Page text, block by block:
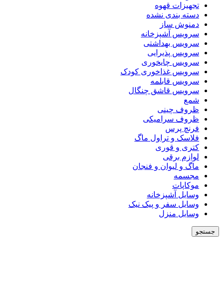
تجهیزات قهوه
دسته بندی نشده
دمنوش ساز
سرویس آشپزخانه
سرویس بهداشتی
سرویس پذیرایی
سرویس چایخوری
سرویس غذاخوری کودک
سرویس قابلمه
سرویس قاشق چنگال
شمع
ظروف چینی
ظروف سرامیکی
فرنچ پرس
فلاسک و تراول ماگ
کتری و قوری
لوازم برقی
ماگ و لیوان و فنجان
مجسمه
موکاپات
وسایل آشپزخانه
وسایل سفر و پیک نیک
وسایل منزل
جستجو